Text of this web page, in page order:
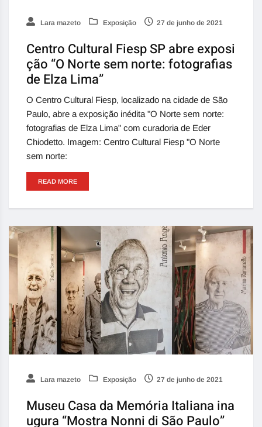
Lara mazeto Exposição 27 de junho de 2021
Centro Cultural Fiesp SP abre exposi
ção “O Norte sem norte: fotografias
de Elza Lima”
O Centro Cultural Fiesp, localizado na cidade de São
Paulo, abre a exposição inédita "O Norte sem norte:
fotografias de Elza Lima" com curadoria de Eder
Chiodetto. Imagem: Centro Cultural Fiesp "O Norte
sem norte:
READ MORE
Lara mazeto Exposição 27 de junho de 2021
Museu Casa da Memória Italiana ina
ugura “Mostra Nonni di São Paulo”